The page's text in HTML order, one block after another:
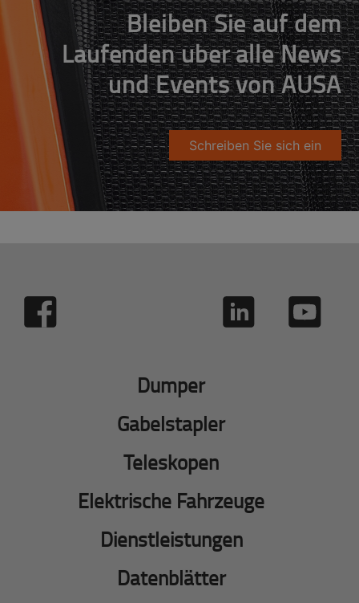
Bleiben Sie auf dem
Laufenden über alle News
und Events von AUSA
Schreiben Sie sich ein
Dumper
Gabelstapler
Teleskopen
Elektrische Fahrzeuge
Dienstleistungen
Datenblätter